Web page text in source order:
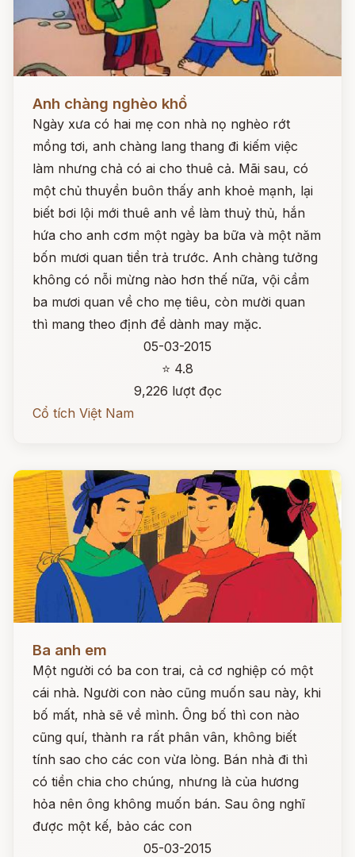
Anh chàng nghèo khổ
Ngày xưa có hai mẹ con nhà nọ nghèo rớt
mồng tơi, anh chàng lang thang đi kiếm việc
làm nhưng chả có ai cho thuê cả. Mãi sau, có
một chủ thuyền buôn thấy anh khoẻ mạnh, lại
biết bơi lội mới thuê anh về làm thuỷ thủ, hắn
hứa cho anh cơm một ngày ba bữa và một năm
bốn mươi quan tiền trả trước. Anh chàng tưởng
không có nỗi mừng nào hơn thế nữa, vội cầm
ba mươi quan về cho mẹ tiêu, còn mười quan
thì mang theo định để dành may mặc.
05-03-2015
⭐ 4.8
9,226 lượt đọc
Cổ tích Việt Nam
Ba anh em
Một người có ba con trai, cả cơ nghiệp có một
cái nhà. Người con nào cũng muốn sau này, khi
bố mất, nhà sẽ về mình. Ông bố thì con nào
cũng quí, thành ra rất phân vân, không biết
tính sao cho các con vừa lòng. Bán nhà đi thì
có tiền chia cho chúng, nhưng là của hương
hỏa nên ông không muốn bán. Sau ông nghĩ
được một kế, bảo các con
05-03-2015